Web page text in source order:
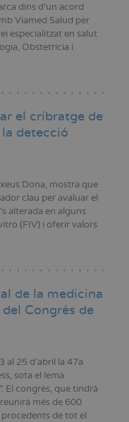
dins d'un acord
Viamed Salud per
especialitzat en salut
Obstetrícia i
el cribratge de
detecció
Dona, mostra que
clau per avaluar el
alterada en alguns
(FIV) i oferir valors
de la medicina
Congrés de
al 25 d’abril la 47a
sota el lema
”. El congrés, que tindrà
més de 600
de tot el